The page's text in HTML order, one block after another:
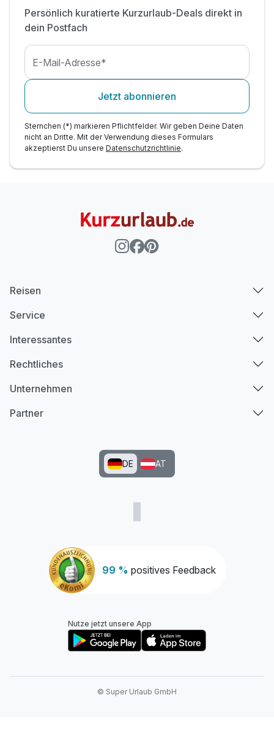
Für 3 Tage p.P. ab454,50 €
2 Erwachsene und 2 Kinder
Suite Seeseite
2 Erwachsene und 2 Kinder
Persönlich kuratierte Kurzurlaub-Deals direkt in
dein Postfach
E-Mail-Adresse*
Jetzt abonnieren
Sternchen (*) markieren Pflichtfelder. Wir geben Deine Daten
nicht an Dritte. Mit der Verwendung dieses Formulars
akzeptierst Du unsere Datenschutzrichtlinie.
99 % positives Feedback
Reisen
Service
Interessantes
Rechtliches
Unternehmen
Partner
DE AT
Nutze jetzt unsere App
© Super Urlaub GmbH